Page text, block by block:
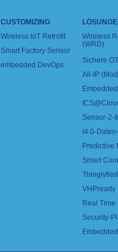
CUSTOMIZING
Wireless IoT Retrofit
Smart Factory Sensor
embedded DevOps
Wireless
(WRD)
Sichere
All-IP
Sensor-2-
I4.0-
Predictive
Smart
VHPready
Real
Security-